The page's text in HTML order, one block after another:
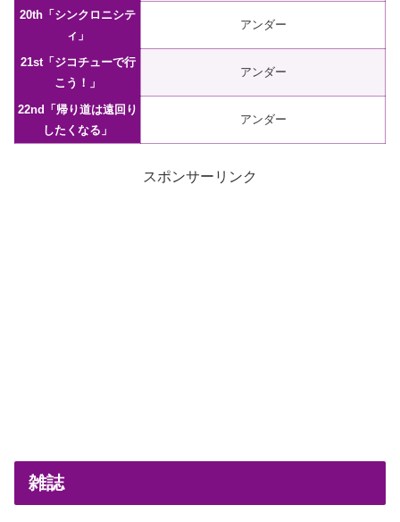
20th「シンクロニシテ
ィ」
アンダー
21st「ジコチューで行
こう！」
アンダー
22nd「帰り道は遠回り
したくなる」
アンダー
スポンサーリンク
雑誌